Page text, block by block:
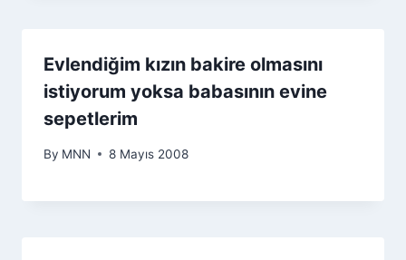
Evlendiğim kızın bakire olmasını
istiyorum yoksa babasının evine
sepetlerim
By MNN 8 Mayıs 2008